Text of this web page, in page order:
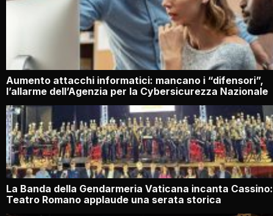
Aumento attacchi informatici: mancano i “difensori”,
l’allarme dell’Agenzia per la Cybersicurezza Nazionale
La Banda della Gendarmeria Vaticana incanta
Teatro Romano applaude una serata storica